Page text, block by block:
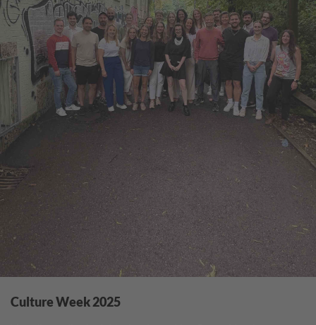
Culture Week 2025